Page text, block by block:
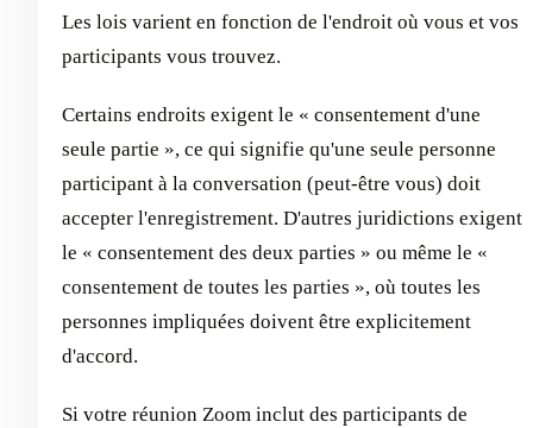
Les lois varient en fonction de l'endroit où vous et vos
participants vous trouvez.
Certains endroits exigent le « consentement d'une
seule partie », ce qui signifie qu'une seule personne
participant à la conversation (peut-être vous) doit
accepter l'enregistrement. D'autres juridictions exigent
le « consentement des deux parties » ou même le «
consentement de toutes les parties », où toutes les
personnes impliquées doivent être explicitement
d'accord.
Si votre réunion Zoom inclut des participants de